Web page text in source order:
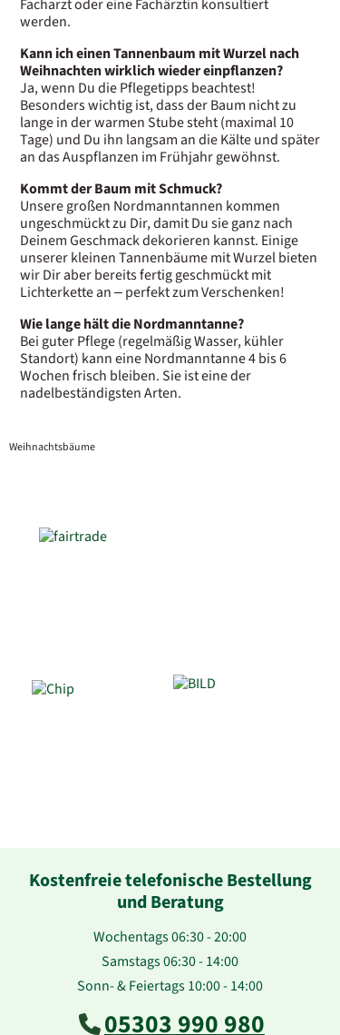
Facharzt oder eine Fachärztin konsultiert
werden.
Kann ich einen Tannenbaum mit Wurzel nach
Weihnachten wirklich wieder einpflanzen?
Ja, wenn Du die Pflegetipps beachtest!
Besonders wichtig ist, dass der Baum nicht zu
lange in der warmen Stube steht (maximal 10
Tage) und Du ihn langsam an die Kälte und später
an das Auspflanzen im Frühjahr gewöhnst.
Kommt der Baum mit Schmuck?
Unsere großen Nordmanntannen kommen
ungeschmückt zu Dir, damit Du sie ganz nach
Deinem Geschmack dekorieren kannst. Einige
unserer kleinen Tannenbäume mit Wurzel bieten
wir Dir aber bereits fertig geschmückt mit
Lichterkette an – perfekt zum Verschenken!
Wie lange hält die Nordmanntanne?
Bei guter Pflege (regelmäßig Wasser, kühler
Standort) kann eine Nordmanntanne 4 bis 6
Wochen frisch bleiben. Sie ist eine der
nadelbeständigsten Arten.
Weihnachtsbäume
Kostenfreie telefonische Bestellung
und Beratung
Wochentags 06:30 - 20:00
Samstags 06:30 - 14:00
Sonn- & Feiertags 10:00 - 14:00
05303 990 980